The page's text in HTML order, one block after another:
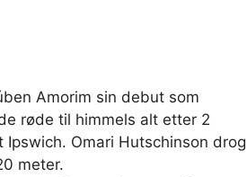
Amorim sin debut som
røde til himmels alt etter 2
Omari Hutschinson drog
meter.